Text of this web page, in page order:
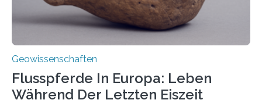
Geowissenschaften
Flusspferde In Europa: Leben
Während Der Letzten Eiszeit